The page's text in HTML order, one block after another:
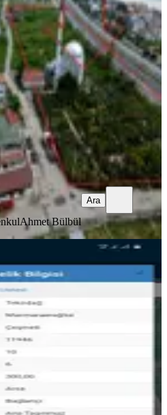
m² ·06.08.2026
Ahmet Bülbül
Ara
m² · 05.08.2026